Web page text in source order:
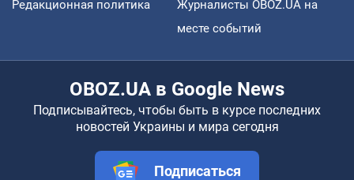
Редакционная политика
Журналисты OBOZ.UA на
месте событий
OBOZ.UA в Google News
Подписывайтесь, чтобы быть в курсе последних
новостей Украины и мира сегодня
Подписаться